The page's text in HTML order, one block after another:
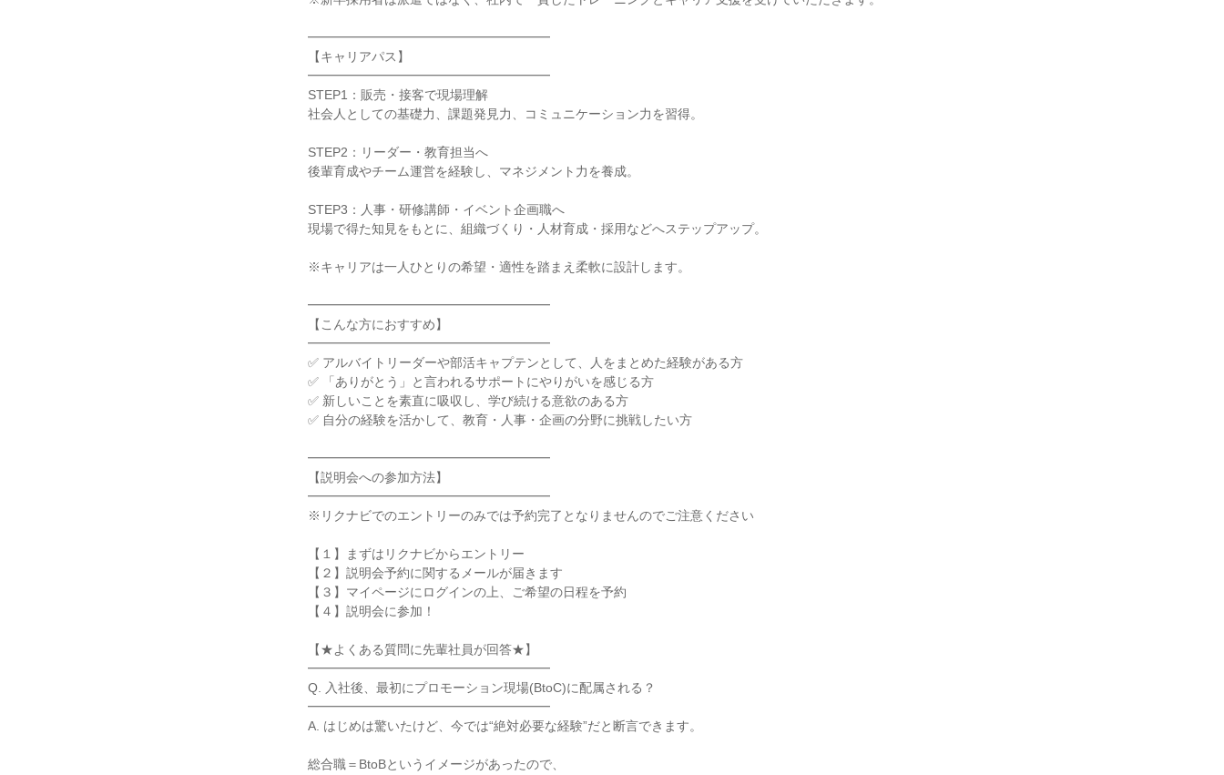
━━━━━━━━━━━━━━━━━━━
【キャリアパス】
━━━━━━━━━━━━━━━━━━━
STEP1：販売・接客で現場理解
社会人としての基礎力、課題発見力、コミュニケーション力を習得。
STEP2：リーダー・教育担当へ
後輩育成やチーム運営を経験し、マネジメント力を養成。
STEP3：人事・研修講師・イベント企画職へ
現場で得た知見をもとに、組織づくり・人材育成・採用などへステップアップ。
※キャリアは一人ひとりの希望・適性を踏まえ柔軟に設計します。
━━━━━━━━━━━━━━━━━━━
【こんな方におすすめ】
━━━━━━━━━━━━━━━━━━━
✅ アルバイトリーダーや部活キャプテンとして、人をまとめた経験がある方
✅ 「ありがとう」と言われるサポートにやりがいを感じる方
✅ 新しいことを素直に吸収し、学び続ける意欲のある方
✅ 自分の経験を活かして、教育・人事・企画の分野に挑戦したい方
━━━━━━━━━━━━━━━━━━━
【説明会への参加方法】
━━━━━━━━━━━━━━━━━━━
※リクナビでのエントリーのみでは予約完了となりませんのでご注意ください
【１】まずはリクナビからエントリー
【２】説明会予約に関するメールが届きます
【３】マイページにログインの上、ご希望の日程を予約
【４】説明会に参加！
【★よくある質問に先輩社員が回答★】
━━━━━━━━━━━━━━━━━━━
Q. 入社後、最初にプロモーション現場(BtoC)に配属される？
━━━━━━━━━━━━━━━━━━━
A. はじめは驚いたけど、今では“絶対必要な経験”だと断言できます。
総合職＝BtoBというイメージがあったので、